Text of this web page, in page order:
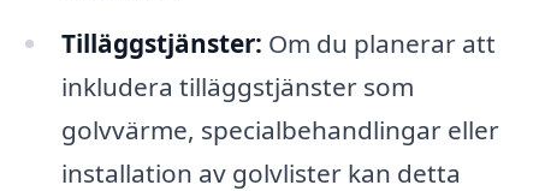
Tilläggstjänster: Om du planerar att
inkludera tilläggstjänster som
golvvärme, specialbehandlingar eller
installation av golvlister kan detta